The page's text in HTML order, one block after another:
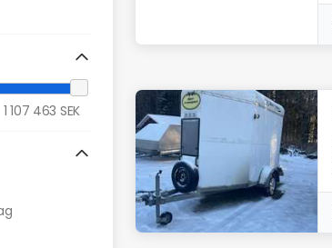
1 107 463 SEK